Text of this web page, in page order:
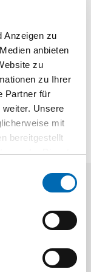
Anzeigen zu
anbieten
zu
zu Ihrer
Partner für
Unsere
mit
bereitgestellt
der Dienste
Schliff für das
Platten